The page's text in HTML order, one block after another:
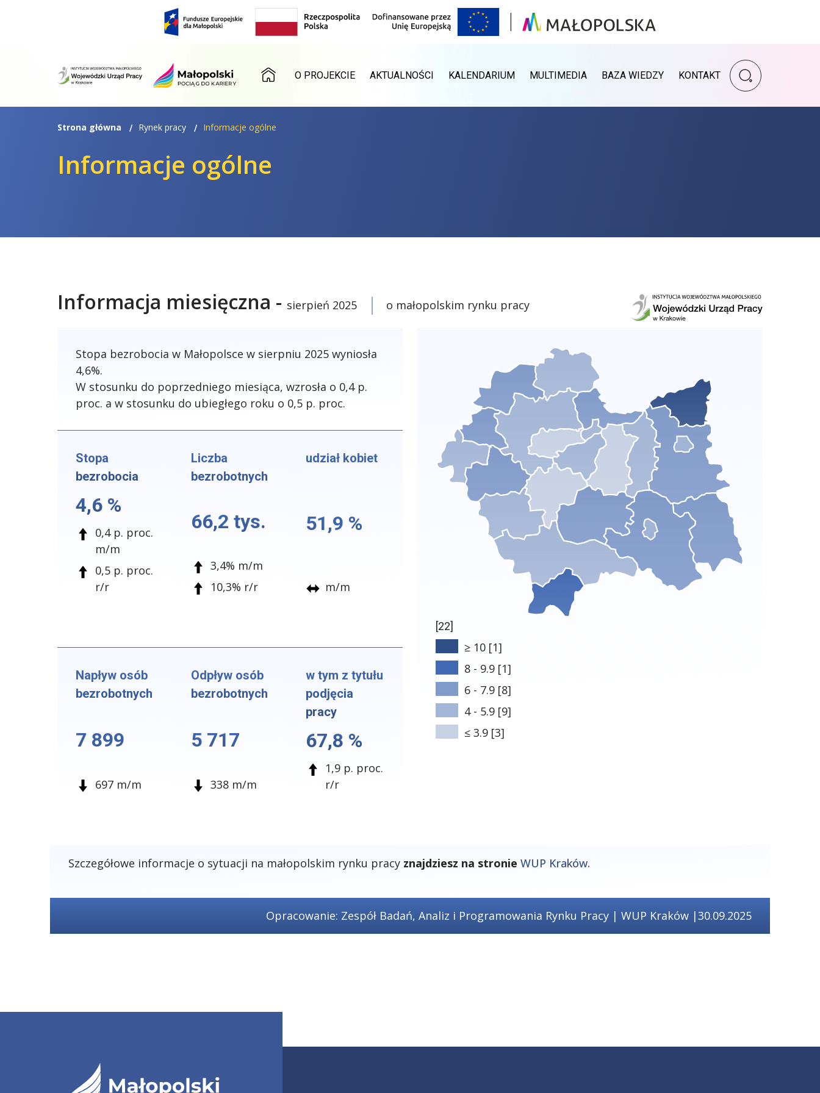
STRONA GŁÓWNA
O PROJEKCIE AKTUALNOŚCI KALENDARIUM MULTIMEDIA BAZA WIEDZY KONTAKT
Wpisz szukaną
Wyszukiwarka
Strona główna Rynek pracy Informacje ogólne
Informacje ogólne
Informacja miesięczna - sierpień 2025 o małopolskim rynku pracy
Stopa bezrobocia w Małopolsce w sierpniu 2025 wyniosła
4,6%.
W stosunku do poprzedniego miesiąca, wzrosła o 0,4 p.
proc. a w stosunku do ubiegłego roku o 0,5 p. proc.
Stopa
bezrobocia
4,6 %
0,4 p. proc.
m/m
0,5 p. proc.
r/r
Liczba
bezrobotnych
66,2 tys.
3,4% m/m
10,3% r/r
udział kobiet
51,9 %
m/m
Napływ osób
bezrobotnych
7 899
697 m/m
Odpływ osób
bezrobotnych
5 717
338 m/m
w tym z tytułu
podjęcia
pracy
67,8 %
1,9 p. proc.
r/r
[22]
≥ 10 [1]
8 - 9.9 [1]
6 - 7.9 [8]
4 - 5.9 [9]
≤ 3.9 [3]
Szczegółowe informacje o sytuacji na małopolskim rynku pracy znajdziesz na stronie WUP Kraków.
Opracowanie: Zespół Badań, Analiz i Programowania Rynku Pracy | WUP Kraków |30.09.2025